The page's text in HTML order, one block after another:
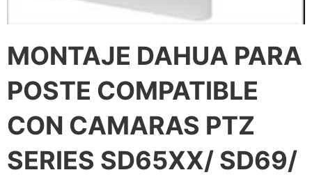
MONTAJE DAHUA PARA
POSTE COMPATIBLE
CON CAMARAS PTZ
SERIES SD65XX/ SD69/